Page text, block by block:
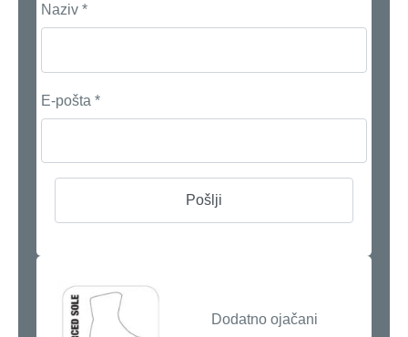
Naziv *
E-pošta *
Dodatno ojačani